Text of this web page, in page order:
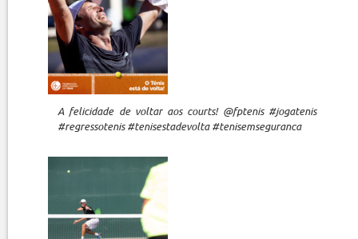
A felicidade de voltar aos courts! @fptenis #jogatenis
#regressotenis #tenisestadevolta #tenisemseguranca